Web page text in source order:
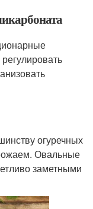
огуречных
Овальные
заметными